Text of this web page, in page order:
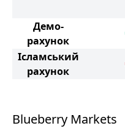
Демо-
рахунок
Ісламський
рахунок
Blueberry Markets